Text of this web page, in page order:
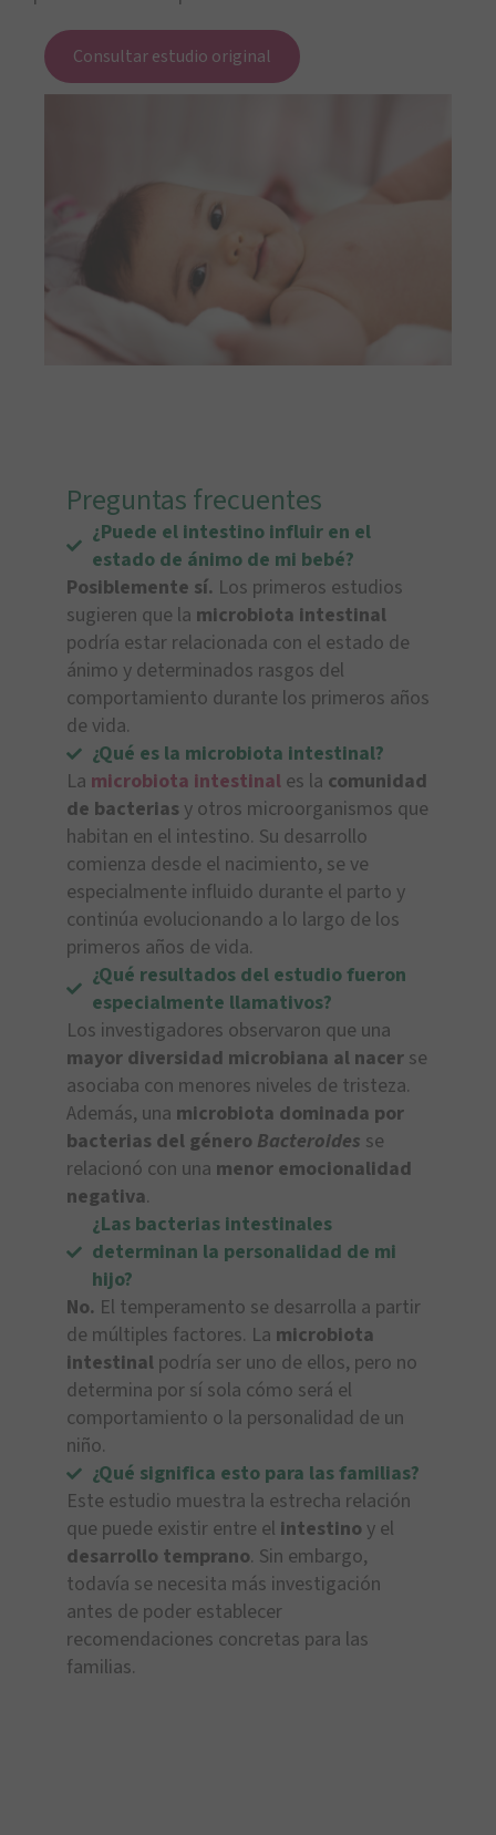
Consultar estudio original
Preguntas frecuentes
¿Puede el intestino influir en el
estado de ánimo de mi bebé?
Posiblemente sí. Los primeros estudios
sugieren que la microbiota intestinal
podría estar relacionada con el estado de
ánimo y determinados rasgos del
comportamiento durante los primeros años
de vida.
¿Qué es la microbiota intestinal?
La microbiota intestinal es la comunidad
de bacterias y otros microorganismos que
habitan en el intestino. Su desarrollo
comienza desde el nacimiento, se ve
especialmente influido durante el parto y
continúa evolucionando a lo largo de los
primeros años de vida.
¿Qué resultados del estudio fueron
especialmente llamativos?
Los investigadores observaron que una
mayor diversidad microbiana al nacer se
asociaba con menores niveles de tristeza.
Además, una microbiota dominada por
bacterias del género Bacteroides se
relacionó con una menor emocionalidad
negativa.
¿Las bacterias intestinales
determinan la personalidad de mi
hijo?
No. El temperamento se desarrolla a partir
de múltiples factores. La microbiota
intestinal podría ser uno de ellos, pero no
determina por sí sola cómo será el
comportamiento o la personalidad de un
niño.
¿Qué significa esto para las familias?
Este estudio muestra la estrecha relación
que puede existir entre el intestino y el
desarrollo temprano. Sin embargo,
todavía se necesita más investigación
antes de poder establecer
recomendaciones concretas para las
familias.